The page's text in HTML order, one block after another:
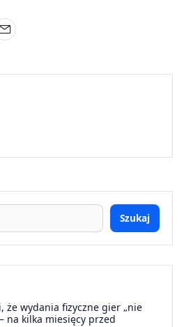
Szukaj
że wydania fizyczne gier „nie
na kilka miesięcy przed